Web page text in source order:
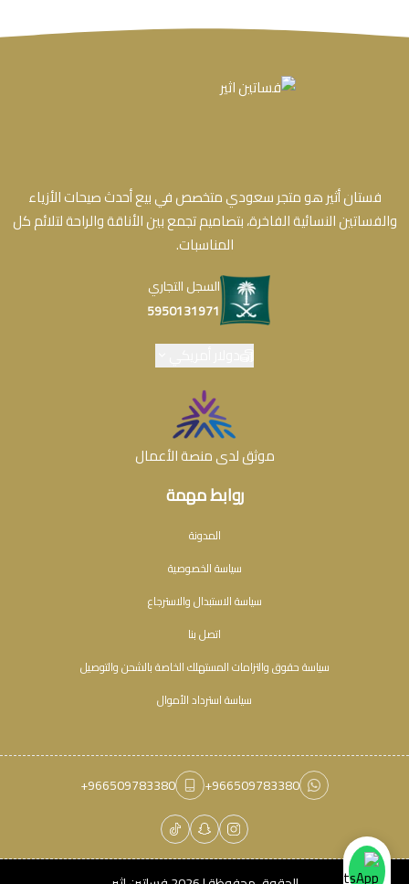
روابط مهمة
المدونة
سياسة الخصوصية
سياسة الاستبدال والاسترجاع
اتصل بنا
سياسة حقوق والتزامات المستهلك الخاصة بالشحن والتوصيل
سياسة استرداد الأموال
فستان أثير هو متجر سعودي متخصص في بيع أحدث صيحات الأزياء
والفساتين النسائية الفاخرة، بتصاميم تجمع بين الأناقة والراحة لتلائم كل
المناسبات.
السجل التجاري
5950131971
موثق لدى منصة الأعمال
+966509783380
+966509783380